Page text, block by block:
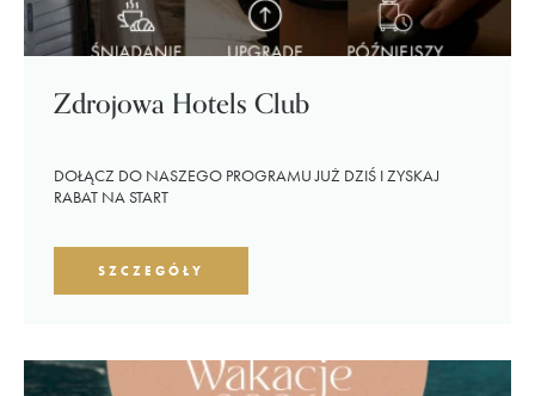
Zdrojowa Hotels Club
DOŁĄCZ DO NASZEGO PROGRAMU JUŻ DZIŚ I ZYSKAJ
RABAT NA START
SZCZEGÓŁY